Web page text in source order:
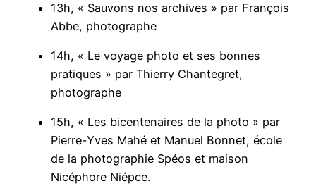
13h, « Sauvons nos archives » par François
Abbe, photographe
14h, « Le voyage photo et ses bonnes
pratiques » par Thierry Chantegret,
photographe
15h, « Les bicentenaires de la photo » par
Pierre-Yves Mahé et Manuel Bonnet, école
de la photographie Spéos et maison
Nicéphore Niépce.